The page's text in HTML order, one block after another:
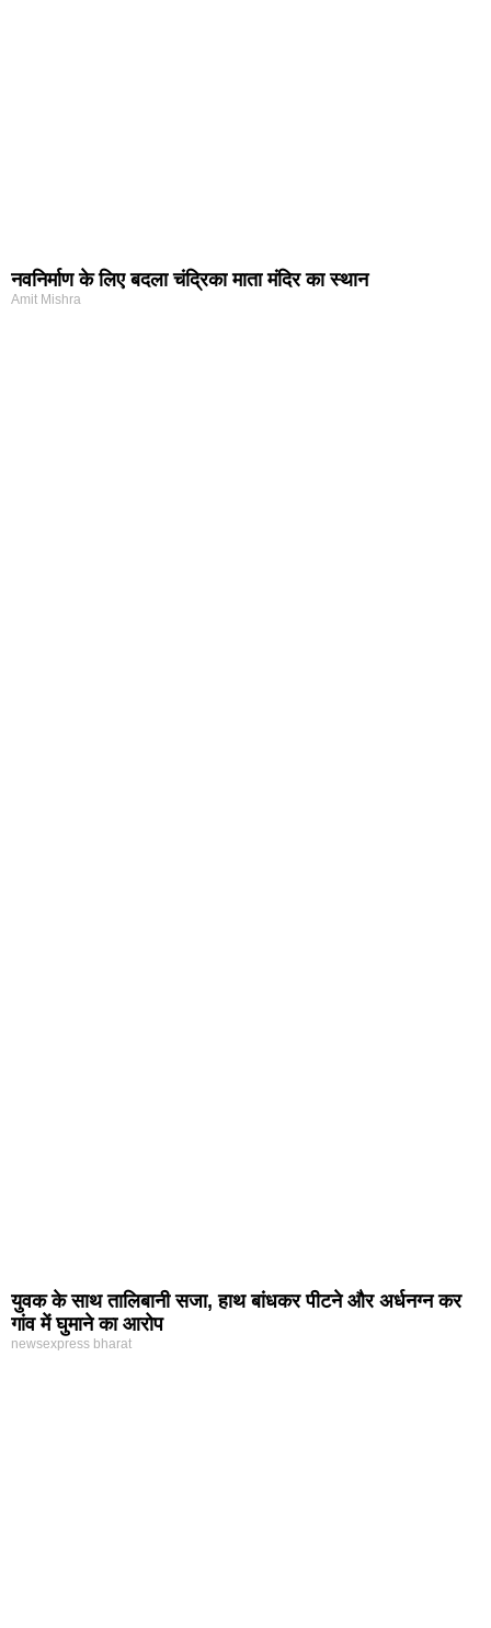
नवनिर्माण के लिए बदला चंद्रिका माता मंदिर का स्थान
Amit Mishra
युवक के साथ तालिबानी सजा, हाथ बांधकर पीटने और अर्धनग्न कर
गांव में घुमाने का आरोप
newsexpress bharat